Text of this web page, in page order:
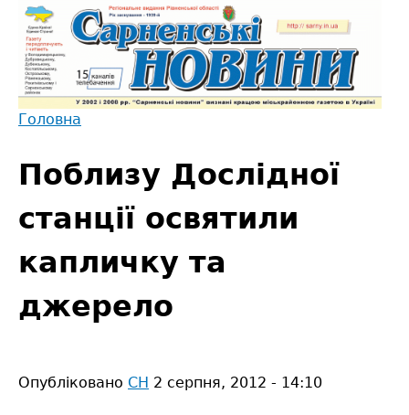
Jump
navigation
є
тут
Головна
to
top
Поблизу Дослідної
станції освятили
капличку та
джерело
Опубліковано СН 2 серпня, 2012 - 14:10